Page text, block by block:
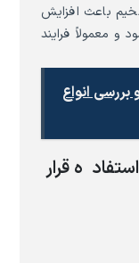
باعث افزایش
و معمولاً فرایند
انواع
قرار